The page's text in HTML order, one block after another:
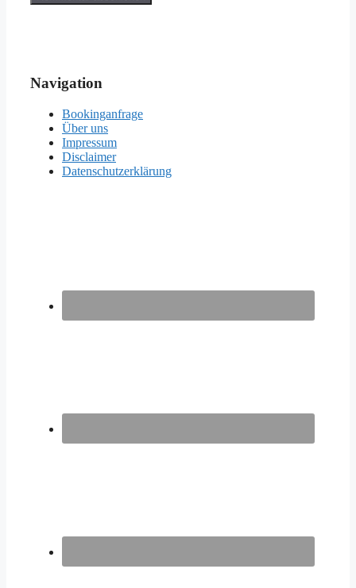
Navigation
Bookinganfrage
Über uns
Impressum
Disclaimer
Datenschutzerklärung